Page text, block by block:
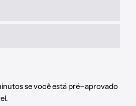
se você está pré-aprovado